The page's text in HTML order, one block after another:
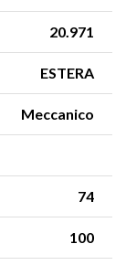
20.971
ESTERA
Meccanico
74
100